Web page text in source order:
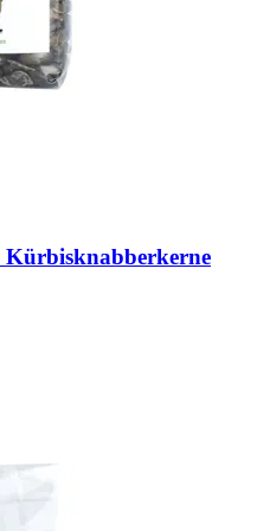
Kürbisknabberkerne